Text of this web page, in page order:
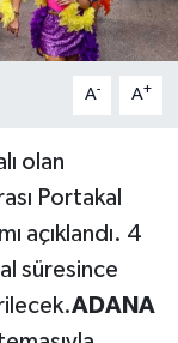
A- A+
olan
Portakal
açıklandı. 4
süresince
ADANA